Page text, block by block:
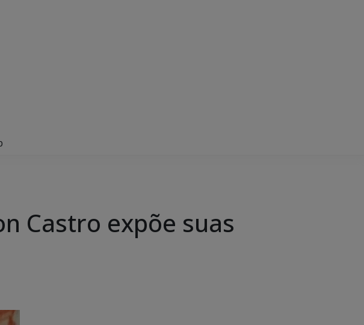
Castro expõe suas